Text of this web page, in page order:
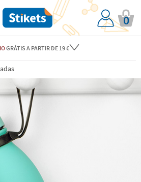
0
GRÁTIS A PARTIR DE 19 €